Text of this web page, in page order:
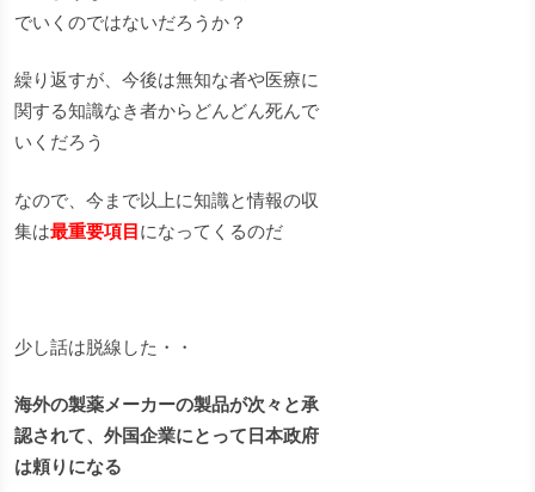
でいくのではないだろうか？
繰り返すが、今後は無知な者や医療に
関する知識なき者からどんどん死んで
いくだろう
なので、今まで以上に知識と情報の収
集は最重要項目になってくるのだ
少し話は脱線した・・
海外の製薬メーカーの製品が次々と承
認されて、外国企業にとって日本政府
は頼りになる